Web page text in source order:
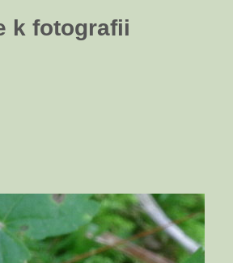
k fotografii